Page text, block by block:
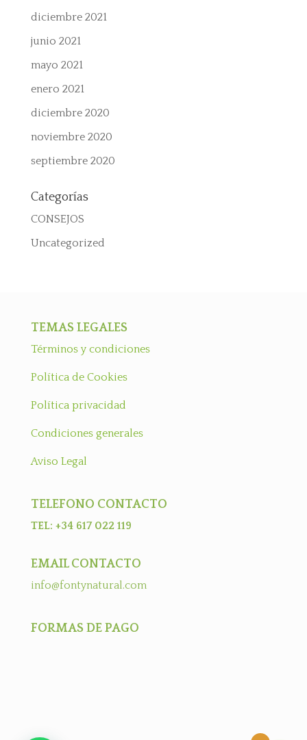
diciembre 2021
junio 2021
mayo 2021
enero 2021
diciembre 2020
noviembre 2020
septiembre 2020
Categorías
CONSEJOS
Uncategorized
TEMAS LEGALES
Términos y condiciones
Política de Cookies
Política privacidad
Condiciones generales
Aviso Legal
TELEFONO CONTACTO
TEL: +34 617 022 119
EMAIL CONTACTO
info@fontynatural.com
FORMAS DE PAGO